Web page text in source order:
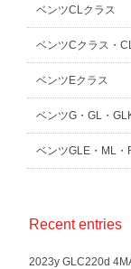
ベンツCLクラス
ベンツCクラス・
ベンツEクラス
ベンツG・GL・
ベンツGLE・ML・
Recent entries
2023y GLC220d